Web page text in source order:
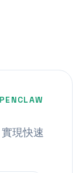
現快速